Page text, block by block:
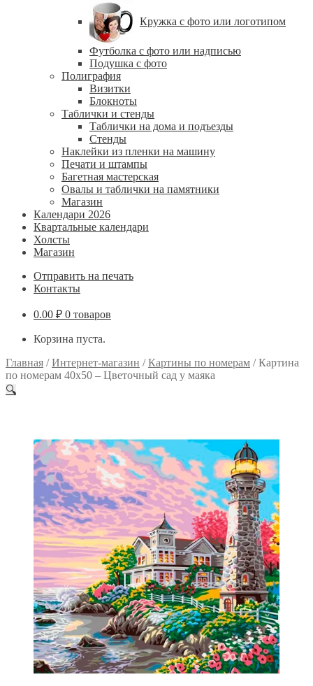
Кружка с фото или логотипом
Футболка с фото или надписью
Подушка с фото
Полиграфия
Визитки
Блокноты
Таблички и стенды
Таблички на дома и подъезды
Стенды
Наклейки из пленки на машину
Печати и штампы
Багетная мастерская
Овалы и таблички на памятники
Магазин
Календари 2026
Квартальные календари
Холсты
Магазин
Отправить на печать
Контакты
0.00 ₽ 0 товаров
Корзина пуста.
Главная /Интернет-магазин /Картины по номерам /Картина
по номерам 40х50 – Цветочный сад у маяка
🔍